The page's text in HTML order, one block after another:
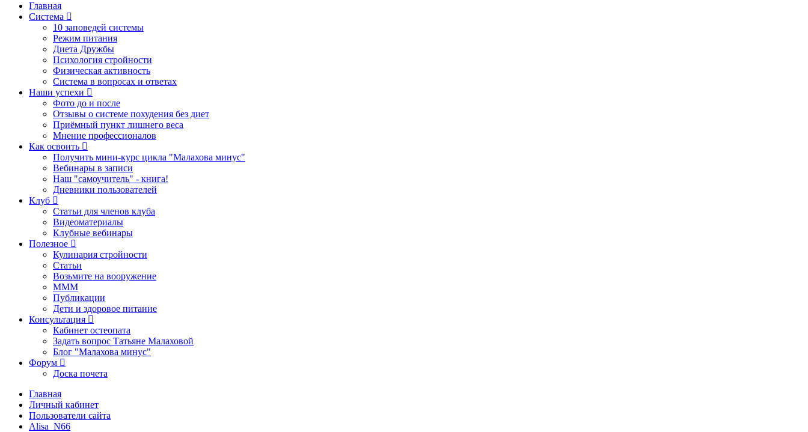
Главная
Система
10 заповедей системы
Режим питания
Диета Дружбы
Психология стройности
Физическая активность
Система в вопросах и ответах
Наши успехи
Фото до и после
Отзывы о системе похудения без диет
Приёмный пункт лишнего веса
Мнение профессионалов
Как освоить
Получить мини-курс цикла "Малахова минус"
Вебинары в записи
Наш "самоучитель" - книга!
Дневники пользователей
Клуб
Статьи для членов клуба
Видеоматериалы
Клубные вебинары
Полезное
Кулинария стройности
Статьи
Возьмите на вооружение
МММ
Публикации
Дети и здоровое питание
Консультация
Кабинет остеопата
Задать вопрос Татьяне Малаховой
Блог "Малахова минус"
Форум
Доска почета
Главная
Личный кабинет
Пользователи сайта
Alisa_N66